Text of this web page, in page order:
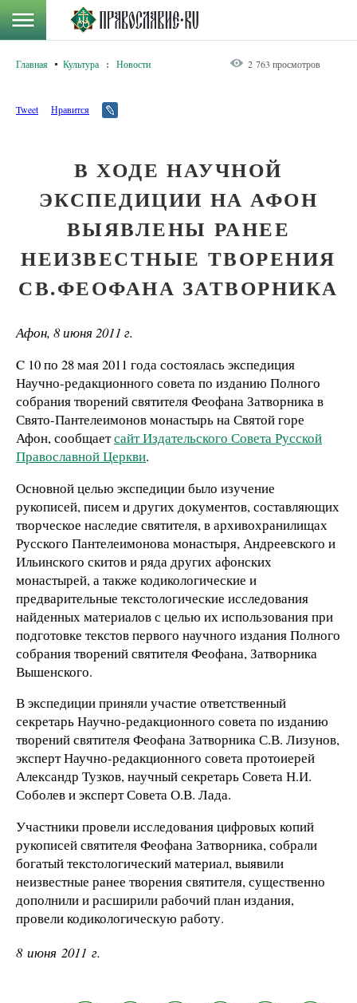
Главная Культура : Новости 2 763 просмотров
Tweet Нравится
В ХОДЕ НАУЧНОЙ
ЭКСПЕДИЦИИ НА АФОН
ВЫЯВЛЕНЫ РАНЕЕ
НЕИЗВЕСТНЫЕ ТВОРЕНИЯ
СВ.ФЕОФАНА ЗАТВОРНИКА
Афон, 8 июня 2011 г.
C 10 по 28 мая 2011 года состоялась экспедиция
Научно-редакционного совета по изданию Полного
собрания творений святителя Феофана Затворника в
Свято-Пантелеимонов монастырь на Святой горе
Афон, сообщаетсайт Издательского Совета Русской
Православной Церкви.
Основной целью экспедиции было изучение
рукописей, писем и других документов, составляющих
творческое наследие святителя, в архивохранилищах
Русского Пантелеимонова монастыря, Андреевского и
Ильинского скитов и ряда других афонских
монастырей, а также кодикологические и
предварительные текстологические исследования
найденных материалов с целью их использования при
подготовке текстов первого научного издания Полного
собрания творений святителя Феофана, Затворника
Вышенского.
В экспедиции приняли участие ответственный
секретарь Научно-редакционного совета по изданию
творений святителя Феофана Затворника С.В. Лизунов,
эксперт Научно-редакционного совета протоиерей
Александр Тузков, научный секретарь Совета Н.И.
Соболев и эксперт Совета О.В. Лада.
Участники провели исследования цифровых копий
рукописей святителя Феофана Затворника, собрали
богатый текстологический материал, выявили
неизвестные ранее творения святителя, существенно
дополнили и расширили рабочий план издания,
провели кодикологическую работу.
8 июня 2011 г.